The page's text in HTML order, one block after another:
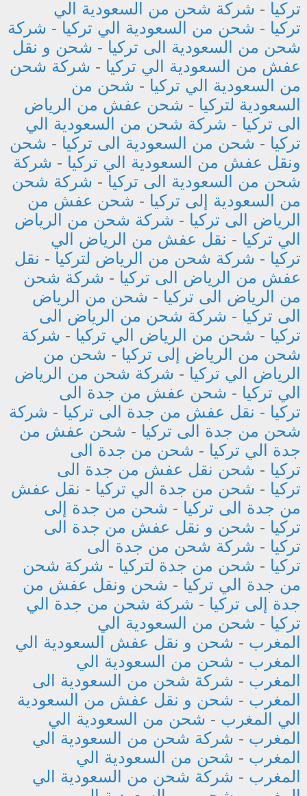
تركيا - شركة شحن من السعودية الي
تركيا - شحن من السعودية الي تركيا - شركة
شحن من السعودية الى تركيا - شحن و نقل
عفش من السعودية الي تركيا - شركة شحن
من السعودية الي تركيا - شحن من
السعودية لتركيا - شحن عفش من الرياض
الى تركيا - شركة شحن من السعودية الي
تركيا - شحن من السعودية الى تركيا - شحن
ونقل عفش من السعودية الي تركيا - شركة
شحن من السعودية الى تركيا - شركة شحن
من السعودية إلى تركيا - شحن عفش من
الرياض الى تركيا - شركة شحن من الرياض
الي تركيا - نقل عفش من الرياض الي
تركيا - شركة شحن من الرياض لتركيا - نقل
عفش من الرياض الى تركيا - شركة شحن
من الرياض الى تركيا - شحن من الرياض
الى تركيا - شركة شحن من الرياض الى
تركيا - شحن من الرياض الي تركيا - شركة
شحن من الرياض إلى تركيا - شحن من
الرياض الي تركيا - شركة شحن من الرياض
الي تركيا - شحن عفش من جدة الى
تركيا - نقل عفش من جدة الى تركيا - شركة
شحن من جدة الى تركيا - شحن عفش من
جدة الي تركيا - شحن من جدة الى
تركيا - شحن نقل عفش من جدة الى
تركيا - شحن من جدة الي تركيا - نقل عفش
من جدة الى تركيا - شحن من جدة إلى
تركيا - شحن و نقل عفش من جدة الى
تركيا - شركة شحن من جدة الى
تركيا - شحن من جدة لتركيا - شركة شحن
من جدة الي تركيا - شحن ونقل عفش من
جدة إلى تركيا - شركة شحن من جدة الي
تركيا - شحن من السعودية الي
المغرب - شحن و نقل عفش السعودية الي
المغرب - شحن من السعودية الي
المغرب - شركة شحن من السعودية الى
المغرب - شحن و نقل عفش من السعودية
الي المغرب - شحن من السعودية الي
المغرب - شركة شحن من السعودية الي
المغرب - شحن من السعودية الي
المغرب - شركة شحن من السعودية الي